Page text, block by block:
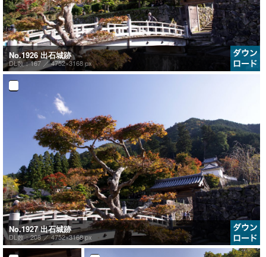
No.1926 出石城跡
DL数：167 ／4752×3168 px
No.1927 出石城跡
DL数：208 ／4752×3168 px